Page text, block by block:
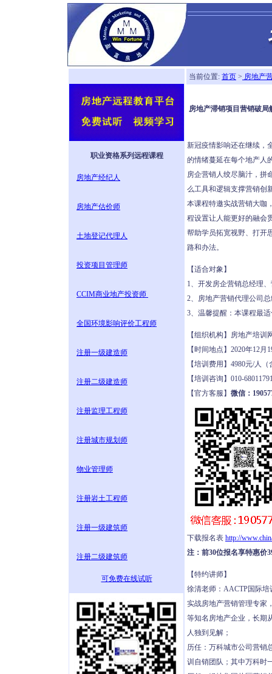
职业资格系列远程课程
房地产经纪人
房地产估价师
土地登记代理人
投资项目管理师
CCIM商业地产投资师
全国环境影响评价工程师
注册一级建造师
注册二级建造师
注册监理工程师
注册城市规划师
物业管理师
注册岩土工程师
注册一级建筑师
注册二级建筑师
可免费在线试听
当前位置: 首页 > 房地产
房地产滞销项目营销破局
新冠疫情影响还在继续，
的情绪蔓延在每个地产人
房企营销人绞尽脑汁，拼
么工具和逻辑支撑营销创
本课程特邀实战营销大咖
程设置让人能更好的融会
帮助学员拓宽视野、打开
路和办法。
【适合对象】
1、开发房企营销总经理
2、房地产营销代理公司
3、温馨提醒：本课程最
【组织机构】房地产培
【时间地点】2020年12
【培训费用】4980元/人
【培训咨询】010-
【官方客服】 微信：
下载报名表 http://
注：前30位报名享特惠价
【特约讲师】
徐清老师：AACTP国际
实战房地产营销管理专家
等知名房地产企业，长期
人独到见解；
历任：万科城市公司营销
训自销团队；其中万科时